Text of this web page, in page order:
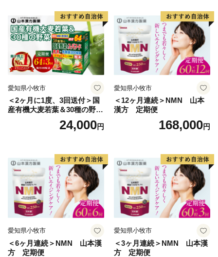
ての暖かいシーズンは沖縄やフィリピンなどとよく似た
サンゴ中心の景観を見せますが、冬からは海藻が生い茂
り、温帯的景観と熱帯的景観が混じる珍しい景観を見せ
ます。このような環境は世界的に見てもたいへん珍しい
ものです。
本州最南端の町、串本町へ是非一度おこし下さい。
★ABCテレビのニュース情報番組「news おかえり」
されました！
👉和歌山県串本町の「竹皮包みようかん本煉」
👉「竹皮包みようかん3本セット（本煉・柚子・桜）」
★ABCテレビのニュース情報番組「キャスト」で、
「串本食品株式会社」の“じゃばらマグロ” が紹介され
ました！
👉じゃばらマグロなど串本食品の返礼品はこちら
愛知県小牧市
＜2ヶ月に1度、3回送付＞国
産有機大麦若葉＆30種の野
菜 山本漢方 定期便
24,000円
愛知県小牧市
＜12ヶ月連続＞NMN 山本
漢方 定期便
168,000円
愛知県小牧市
＜6ヶ月連続＞NMN 山本漢
方 定期便
愛知県小牧市
＜3ヶ月連続＞NMN 山本漢
方 定期便